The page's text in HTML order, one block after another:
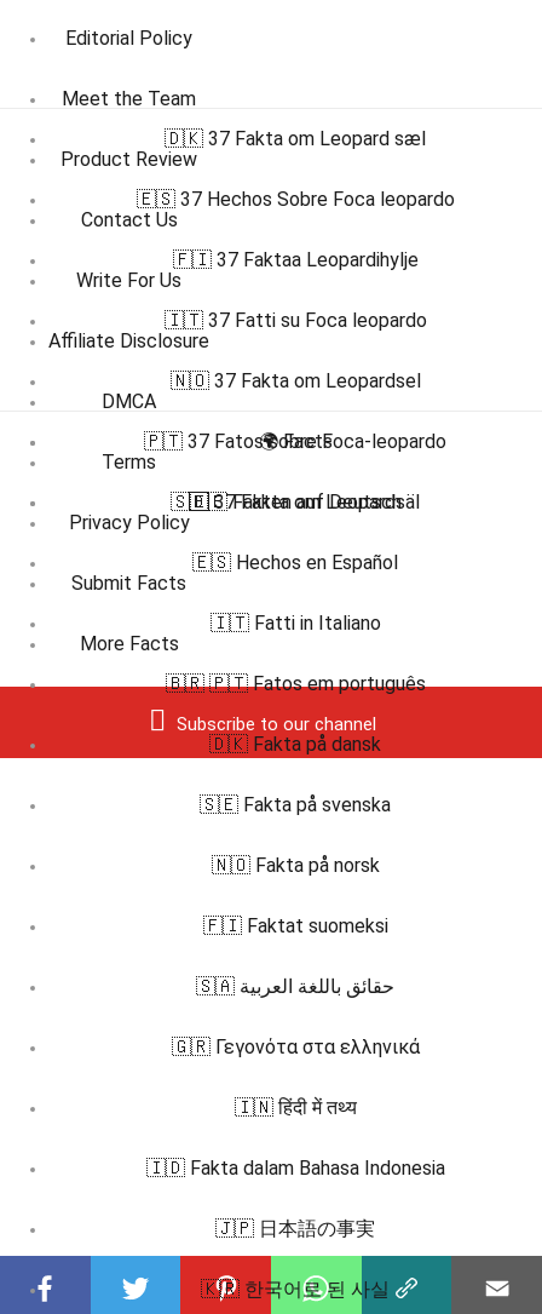
Editorial Policy
Meet the Team
Product Review
Contact Us
Write For Us
Affiliate Disclosure
DMCA
Terms
Privacy Policy
Submit Facts
More Facts
Subscribe to our channel
🇩🇰 37 Fakta om Leopard sæl
🇪🇸 37 Hechos Sobre Foca leopardo
🇫🇮 37 Faktaa Leopardihylje
🇮🇹 37 Fatti su Foca leopardo
🇳🇴 37 Fakta om Leopardsel
🇵🇹 37 Fatos sobre Foca-leopardo
🇸🇪 37 Fakta om Leopardsäl
🌍 Facts
🇩🇪 Fakten auf Deutsch
🇪🇸 Hechos en Español
🇮🇹 Fatti in Italiano
🇧🇷 🇵🇹 Fatos em português
🇩🇰 Fakta på dansk
🇸🇪 Fakta på svenska
🇳🇴 Fakta på norsk
🇫🇮 Faktat suomeksi
🇸🇦 حقائق باللغة العربية
🇬🇷 Γεγονότα στα ελληνικά
🇮🇳 हिंदी में तथ्य
🇮🇩 Fakta dalam Bahasa Indonesia
🇯🇵 日本語の事実
🇰🇷 한국어로 된 사실